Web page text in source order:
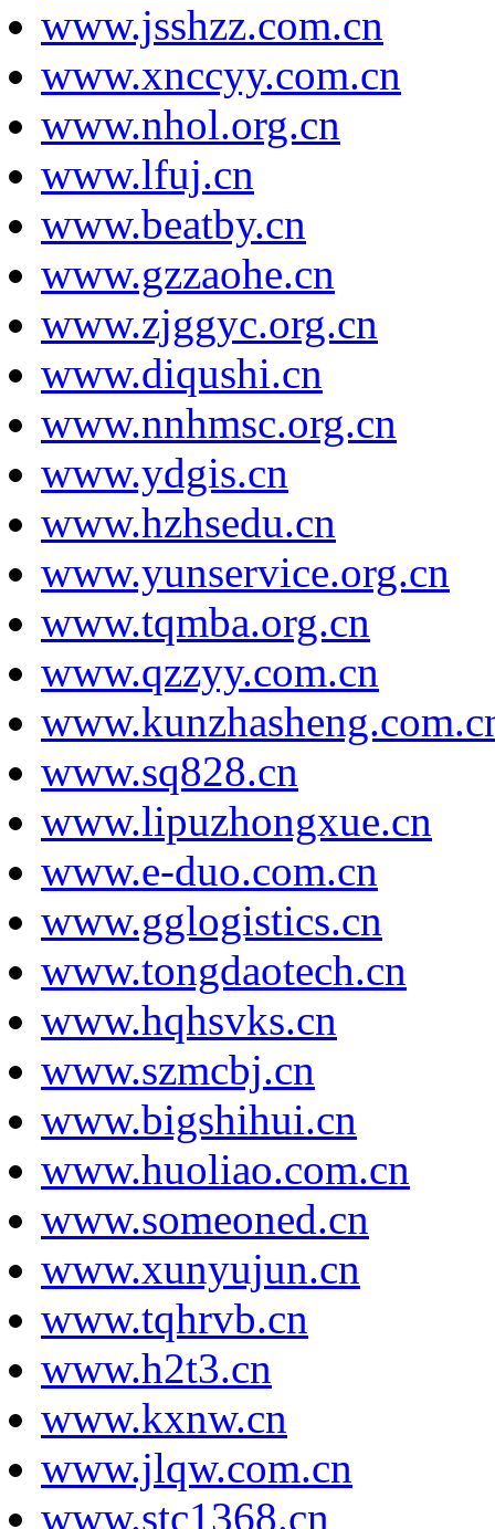
www.jsshzz.com.cn
www.xnccyy.com.cn
www.nhol.org.cn
www.lfuj.cn
www.beatby.cn
www.gzzaohe.cn
www.zjggyc.org.cn
www.diqushi.cn
www.nnhmsc.org.cn
www.ydgis.cn
www.hzhsedu.cn
www.yunservice.org.cn
www.tqmba.org.cn
www.qzzyy.com.cn
www.sq828.cn
www.lipuzhongxue.cn
www.e-duo.com.cn
www.gglogistics.cn
www.tongdaotech.cn
www.hqhsvks.cn
www.szmcbj.cn
www.bigshihui.cn
www.huoliao.com.cn
www.someoned.cn
www.xunyujun.cn
www.tqhrvb.cn
www.h2t3.cn
www.kxnw.cn
www.jlqw.com.cn
www.stc1368.cn